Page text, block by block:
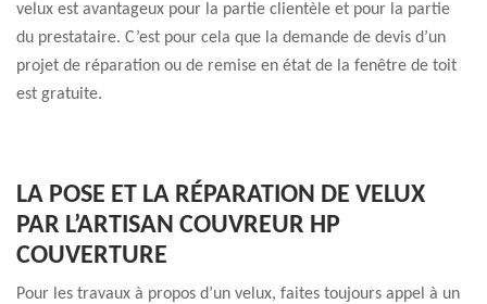
velux est avantageux pour la partie clientèle et pour la partie
du prestataire. C’est pour cela que la demande de devis d’un
projet de réparation ou de remise en état de la fenêtre de toit
est gratuite.
LA POSE ET LA RÉPARATION DE VELUX
PAR L’ARTISAN COUVREUR HP
COUVERTURE
Pour les travaux à propos d’un velux, faites toujours appel à un